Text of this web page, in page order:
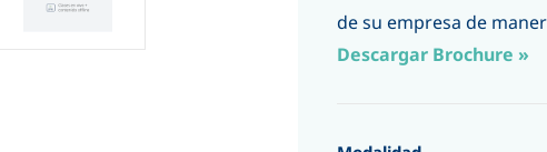
de su empresa de
Descargar Brochure »